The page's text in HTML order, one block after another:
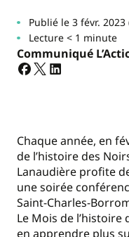
Publié le 3 févr. 2023
Lecture < 1 minute
Communiqué
Chaque année, en
de l’histoire des
Lanaudière profite
une soirée
Saint-Charles-
Le Mois de
en apprendre plus